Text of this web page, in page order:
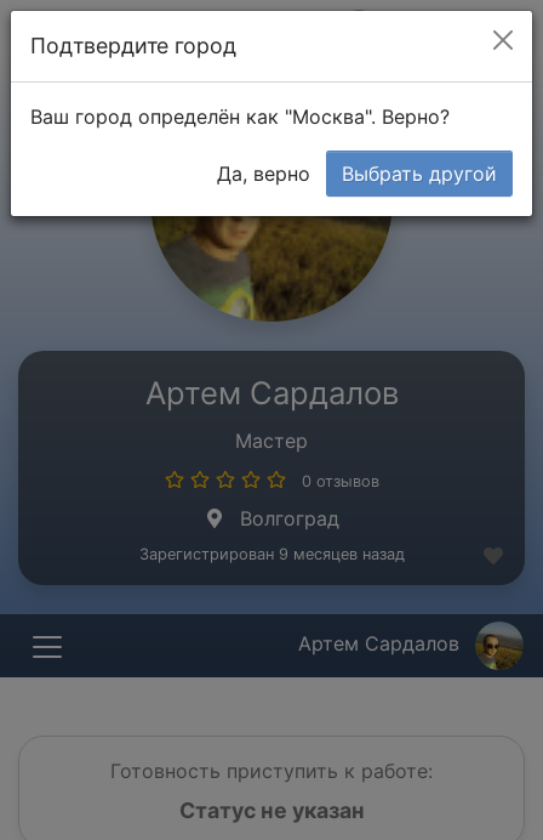
Артем Сардалов
Мастер
0 отзывов
Волгоград
Зарегистрирован 9 месяцев назад
Артем Сардалов
Готовность приступить к работе:
Статус не указан
Подтвердите город
Ваш город определён как "Москва". Верно?
Да, верно Выбрать другой